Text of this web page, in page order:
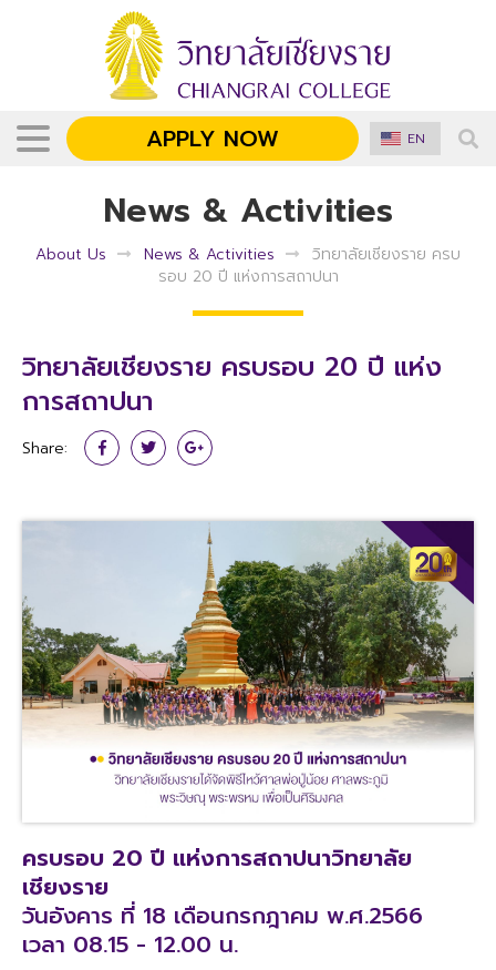
APPLY NOW EN
News & Activities
About Us News & Activities
วิทยาลัยเชียงราย ครบ
รอบ 20 ปี แห่งการสถาปนา
วิทยาลัยเชียงราย ครบรอบ 20 ปี แห่ง
การสถาปนา
Share:
ครบรอบ 20 ปี แห่งการสถาปนาวิทยาลัย
เชียงราย
วันอังคาร ที่ 18 เดือนกรกฎาคม พ.ศ.2566
เวลา 08.15 - 12.00 น.